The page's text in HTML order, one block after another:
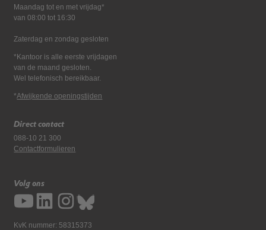
Maandag tot en met vrijdag*
van 08:00 tot 16:30
Zaterdag en zondag gesloten
*Kantoor is alle eerste vrijdagen
van de maand gesloten.
Wel telefonisch bereikbaar.
*Afwijkende openingstijden
Direct contact
088-10 21 300
Contactformulieren
Volg ons
KvK nummer: 58315373